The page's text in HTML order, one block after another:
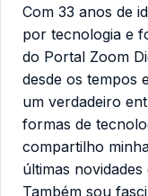
Com 33 anos de
por tecnologia e
do Portal Zoom
desde os tempos
um verdadeiro
formas de
compartilho
últimas
Também sou